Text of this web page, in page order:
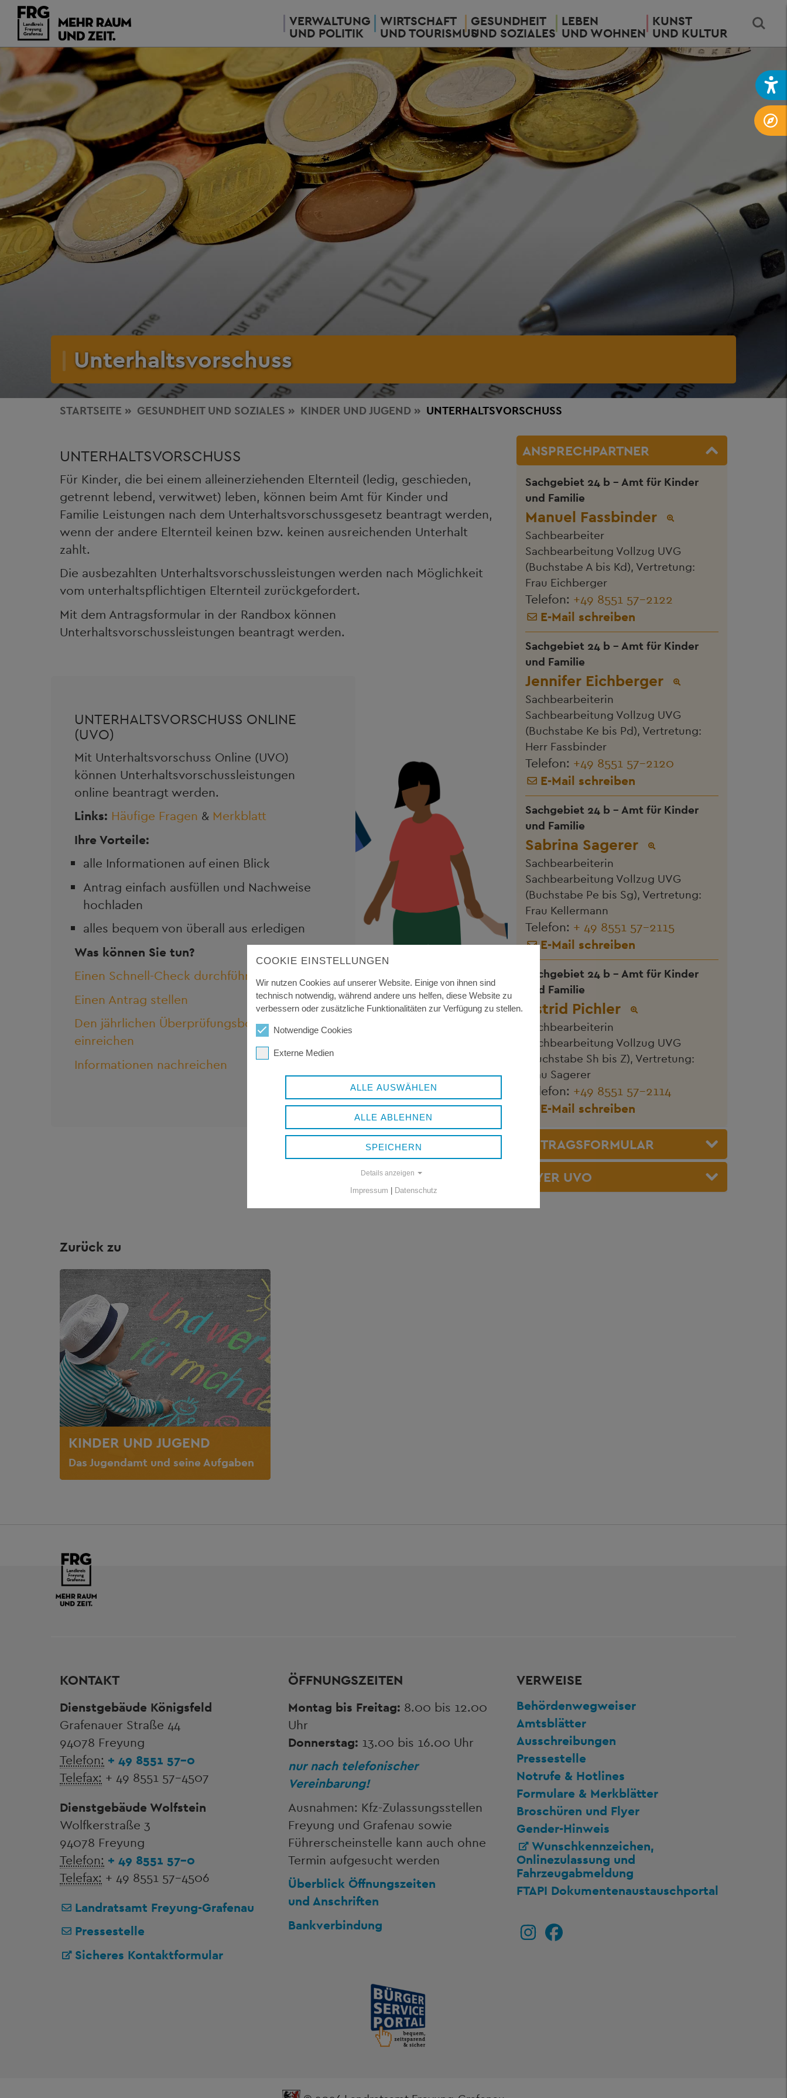
VERWALTUNG
UND POLITIK
WIRTSCHAFT
UND TOURISMUS
GESUNDHEIT
UND SOZIALES
LEBEN
UND WOHNEN
KUNST
UND KULTUR
Unterhaltsvorschuss
STARTSEITE GESUNDHEIT UND SOZIALES KINDER UND JUGEND UNTERHALTSVORSCHUSS
UNTERHALTSVORSCHUSS
Für Kinder, die bei einem alleinerziehenden Elternteil (ledig, geschieden,
getrennt lebend, verwitwet) leben, können beim Amt für Kinder und
Familie Leistungen nach dem Unterhaltsvorschussgesetz beantragt werden,
wenn der andere Elternteil keinen bzw. keinen ausreichenden Unterhalt
zahlt.
Die ausbezahlten Unterhaltsvorschussleistungen werden nach Möglichkeit
vom unterhaltspflichtigen Elternteil zurückgefordert.
Mit dem Antragsformular in der Randbox können
Unterhaltsvorschussleistungen beantragt werden.
UNTERHALTSVORSCHUSS ONLINE
(UVO)
Mit Unterhaltsvorschuss Online (UVO)
können Unterhaltsvorschussleistungen
online beantragt werden.
Links: Häufige Fragen & Merkblatt
Ihre Vorteile:
alle Informationen auf einen Blick
Antrag einfach ausfüllen und Nachweise
hochladen
alles bequem von überall aus erledigen
Was können Sie tun?
Einen Schnell-Check durchführen
Einen Antrag stellen
Den jährlichen Überprüfungsbogen
einreichen
Informationen nachreichen
ANSPRECHPARTNER
Sachgebiet 24 b - Amt für Kinder
und Familie
Manuel Fassbinder
Sachbearbeiter
Sachbearbeitung Vollzug UVG
(Buchstabe A bis Kd), Vertretung:
Frau Eichberger
Telefon: +49 8551 57-2122
E-Mail schreiben
Sachgebiet 24 b - Amt für Kinder
und Familie
Jennifer Eichberger
Sachbearbeiterin
Sachbearbeitung Vollzug UVG
(Buchstabe Ke bis Pd), Vertretung:
Herr Fassbinder
Telefon: +49 8551 57-2120
E-Mail schreiben
Sachgebiet 24 b - Amt für Kinder
und Familie
Sabrina Sagerer
Sachbearbeiterin
Sachbearbeitung Vollzug UVG
(Buchstabe Pe bis Sg), Vertretung:
Frau Kellermann
Telefon: + 49 8551 57-2115
E-Mail schreiben
Sachgebiet 24 b - Amt für Kinder
und Familie
Astrid Pichler
Sachbearbeiterin
Sachbearbeitung Vollzug UVG
(Buchstabe Sh bis Z), Vertretung:
Frau Sagerer
Telefon: +49 8551 57-2114
E-Mail schreiben
ANTRAGSFORMULAR
FLYER UVO
Zurück zu
KINDER UND JUGEND
Das Jugendamt und seine Aufgaben
KONTAKT
Dienstgebäude Königsfeld
Grafenauer Straße 44
94078 Freyung
Telefon: + 49 8551 57-0
Telefax: + 49 8551 57-4507
Dienstgebäude Wolfstein
Wolfkerstraße 3
94078 Freyung
Telefon: + 49 8551 57-0
Telefax: + 49 8551 57-4506
Landratsamt Freyung-Grafenau
Pressestelle
Sicheres Kontaktformular
ÖFFNUNGSZEITEN
Montag bis Freitag: 8.00 bis 12.00
Uhr
Donnerstag: 13.00 bis 16.00 Uhr
nur nach telefonischer
Vereinbarung!
Ausnahmen: Kfz-Zulassungsstellen
Freyung und Grafenau sowie
Führerscheinstelle kann auch ohne
Termin aufgesucht werden
Überblick Öffnungszeiten
und Anschriften
Bankverbindung
VERWEISE
Behördenwegweiser
Amtsblätter
Ausschreibungen
Pressestelle
Notrufe & Hotlines
Formulare & Merkblätter
Broschüren und Flyer
Gender-Hinweis
Wunschkennzeichen,
Onlinezulassung und
Fahrzeugabmeldung
FTAPI Dokumentenaustauschportal
COOKIE EINSTELLUNGEN
Wir nutzen Cookies auf unserer Website. Einige von ihnen sind
technisch notwendig, während andere uns helfen, diese Website zu
verbessern oder zusätzliche Funktionalitäten zur Verfügung zu stellen.
Notwendige Cookies
Externe Medien
ALLE AUSWÄHLEN
ALLE ABLEHNEN
SPEICHERN
Details anzeigen
Impressum | Datenschutz